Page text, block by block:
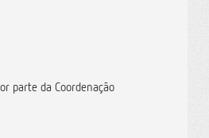
parte da Coordenação